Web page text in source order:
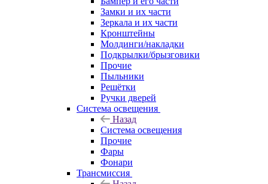
Замки и их части
Зеркала и их части
Кронштейны
Молдинги/накладки
Подкрылки/брызговики
Прочие
Пыльники
Решётки
Ручки дверей
Система освещения
Назад
Система освещения
Прочие
Фары
Фонари
Трансмиссия